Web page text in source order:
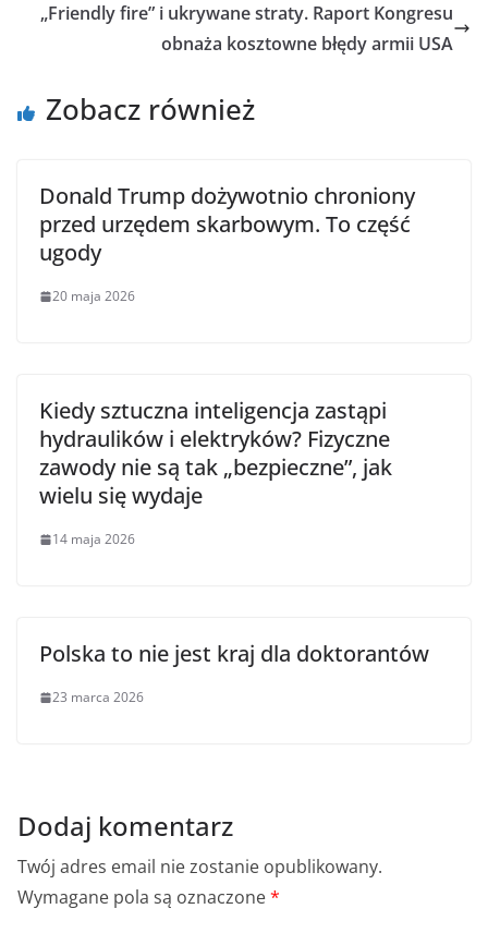
„Friendly fire” i ukrywane straty. Raport Kongresu
obnaża kosztowne błędy armii USA
Zobacz również
Donald Trump dożywotnio chroniony
przed urzędem skarbowym. To część
ugody
20 maja 2026
Kiedy sztuczna inteligencja zastąpi
hydraulików i elektryków? Fizyczne
zawody nie są tak „bezpieczne”, jak
wielu się wydaje
14 maja 2026
Polska to nie jest kraj dla doktorantów
23 marca 2026
Dodaj komentarz
Twój adres email nie zostanie opublikowany.
Wymagane pola są oznaczone*